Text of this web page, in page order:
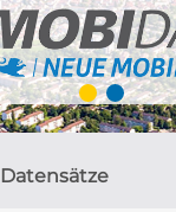
Datensätze